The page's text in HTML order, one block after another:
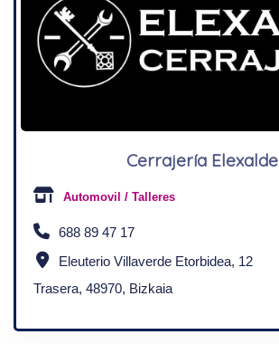
Cerrajería Elexalde
Automovil / Talleres
688 89 47 17
Eleuterio Villaverde Etorbidea, 12
Trasera, 48970, Bizkaia